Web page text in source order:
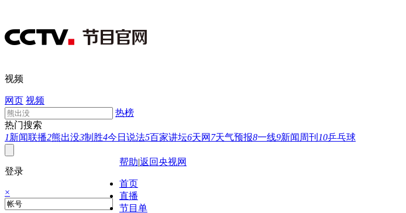
视频
网页 视频
热榜
热门搜索
1新闻联播2熊出没3制胜4今日说法5百家讲坛6天网 7天气预报8一线9新闻周刊 10乒乓球
登录
×
帮助|返回央视网
首页
直播
节目单